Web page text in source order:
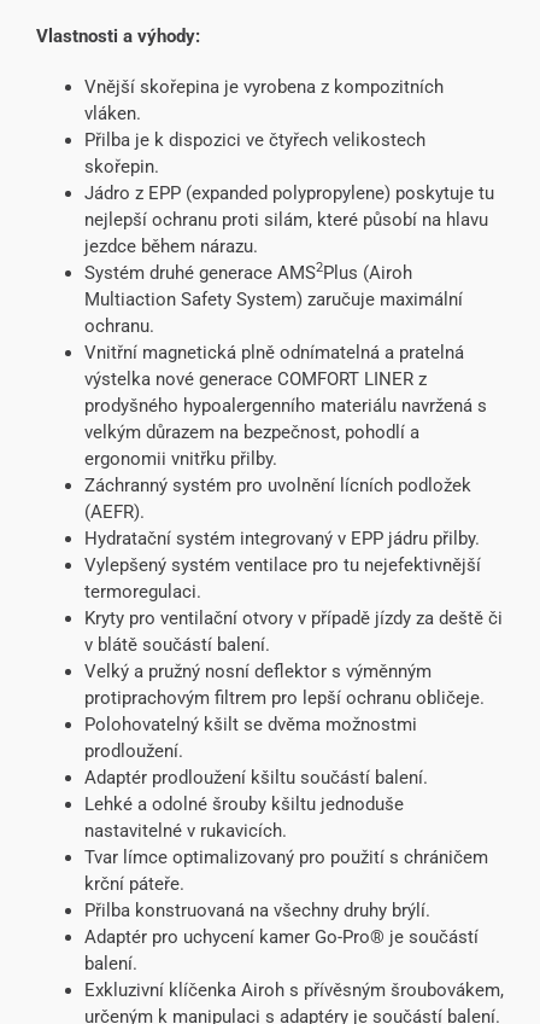
Vlastnosti a výhody:
Vnější skořepina je vyrobena z kompozitních
vláken.
Přilba je k dispozici ve čtyřech velikostech
skořepin.
Jádro z EPP (expanded polypropylene) poskytuje tu
nejlepší ochranu proti silám, které působí na hlavu
jezdce během nárazu.
Systém druhé generace AMS2Plus (Airoh
Multiaction Safety System) zaručuje maximální
ochranu.
Vnitřní magnetická plně odnímatelná a pratelná
výstelka nové generace COMFORT LINER z
prodyšného hypoalergenního materiálu navržená s
velkým důrazem na bezpečnost, pohodlí a
ergonomii vnitřku přilby.
Záchranný systém pro uvolnění lícních podložek
(AEFR).
Hydratační systém integrovaný v EPP jádru přilby.
Vylepšený systém ventilace pro tu nejefektivnější
termoregulaci.
Kryty pro ventilační otvory v případě jízdy za deště či
v blátě součástí balení.
Velký a pružný nosní deflektor s výměnným
protiprachovým filtrem pro lepší ochranu obličeje.
Polohovatelný kšilt se dvěma možnostmi
prodloužení.
Adaptér prodloužení kšiltu součástí balení.
Lehké a odolné šrouby kšiltu jednoduše
nastavitelné v rukavicích.
Tvar límce optimalizovaný pro použití s chráničem
krční páteře.
Přilba konstruovaná na všechny druhy brýlí.
Adaptér pro uchycení kamer Go-Pro® je součástí
balení.
Exkluzivní klíčenka Airoh s přívěsným šroubovákem,
určeným k manipulaci s adaptéry je součástí balení.